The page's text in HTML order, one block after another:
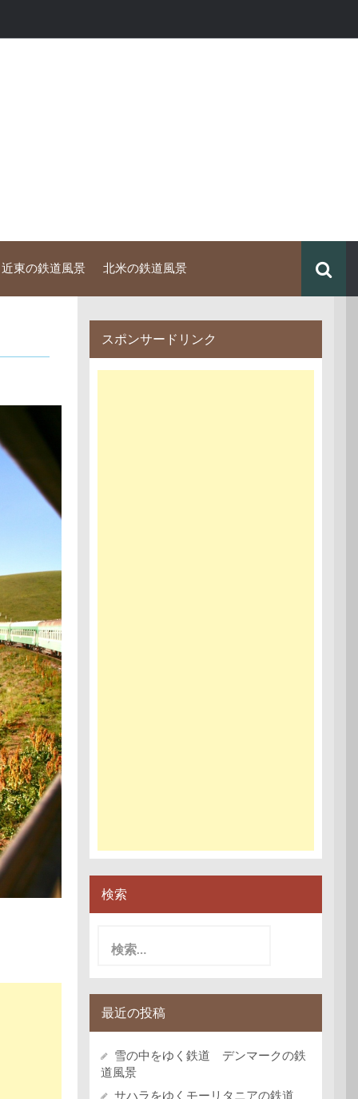
東の鉄道風景 北米の鉄道風景
スポンサードリンク
検索
最近の投稿
雪の中をゆく鉄道 デンマークの鉄
道風景
サハラをゆくモーリタニアの鉄道